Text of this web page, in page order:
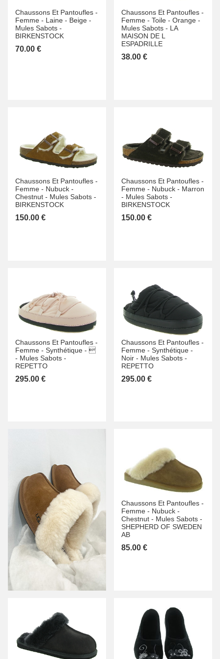
Chaussons Et Pantoufles -
Femme - Laine - Beige -
Mules Sabots -
BIRKENSTOCK
70.00 €
Chaussons Et Pantoufles -
Femme - Toile - Orange -
Mules Sabots - LA
MAISON DE L
ESPADRILLE
38.00 €
Chaussons Et Pantoufles -
Femme - Nubuck -
Chestnut - Mules Sabots -
BIRKENSTOCK
150.00 €
Chaussons Et Pantoufles -
Femme - Nubuck - Marron
- Mules Sabots -
BIRKENSTOCK
150.00 €
Chaussons Et Pantoufles -
Femme - Synthétique - 
- Mules Sabots -
REPETTO
295.00 €
Chaussons Et Pantoufles -
Femme - Synthétique -
Noir - Mules Sabots -
REPETTO
295.00 €
Chaussons Et Pantoufles -
Femme - Nubuck -
Chestnut - Mules Sabots -
SHEPHERD OF SWEDEN
AB
85.00 €